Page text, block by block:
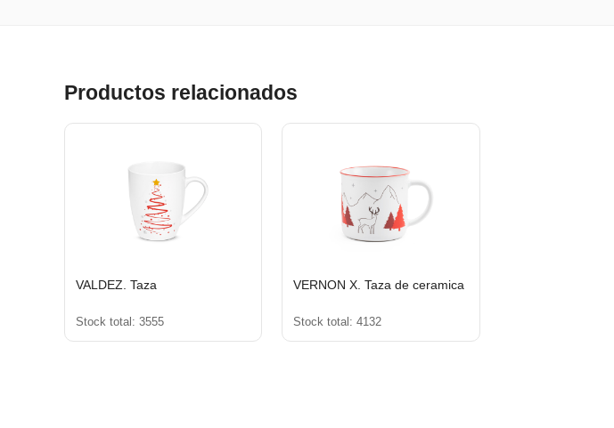
Productos relacionados
VALDEZ. Taza
Stock total: 3555
VERNON X. Taza de ceramica
Stock total: 4132